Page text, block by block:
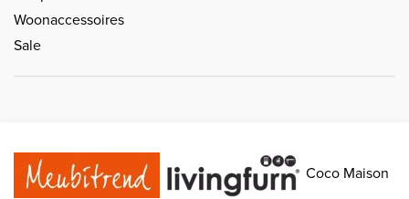
Woonaccessoires
Sale
Coco Maison